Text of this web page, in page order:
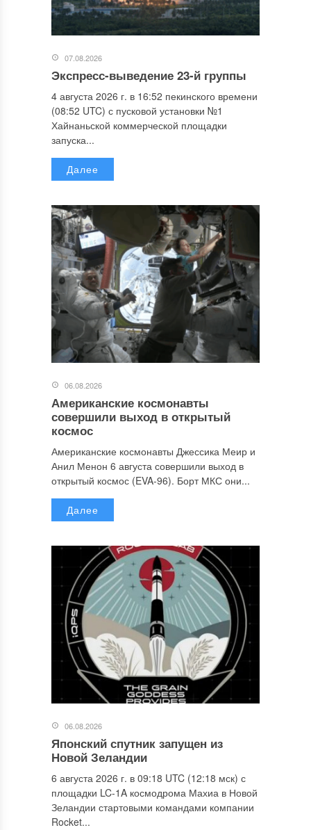
07.08.2026
Экспресс-выведение 23-й группы
4 августа 2026 г. в 16:52 пекинского времени
(08:52 UTC) с пусковой установки №1
Хайнаньской коммерческой площадки
запуска...
Далее
06.08.2026
Американские космонавты
совершили выход в открытый
космос
Американские космонавты Джессика Меир и
Анил Менон 6 августа совершили выход в
открытый космос (EVA-96). Борт МКС они...
Далее
06.08.2026
Японский спутник запущен из
Новой Зеландии
6 августа 2026 г. в 09:18 UTC (12:18 мск) с
площадки LC-1A космодрома Махиа в Новой
Зеландии стартовыми командами компании
Rocket...